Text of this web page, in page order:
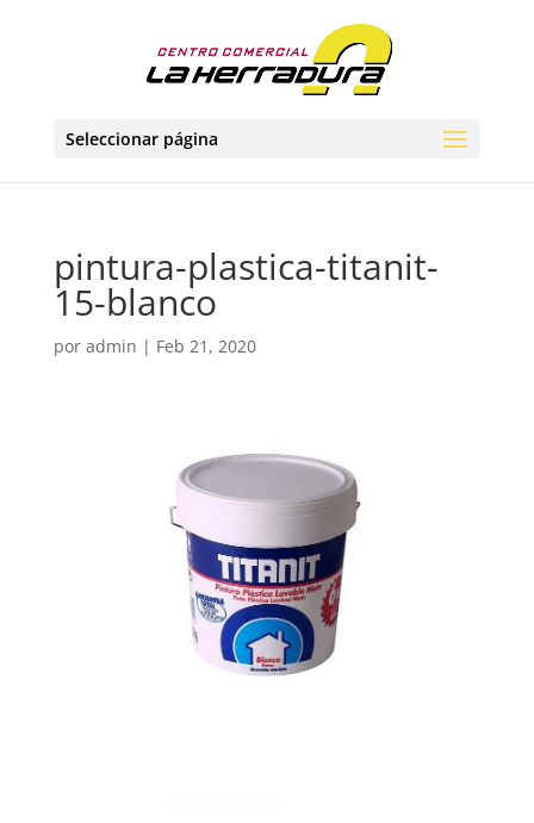
Seleccionar página
pintura-plastica-titanit-
15-blanco
por admin | Feb 21, 2020